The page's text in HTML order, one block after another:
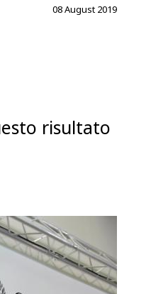
08 August 2019
risultato